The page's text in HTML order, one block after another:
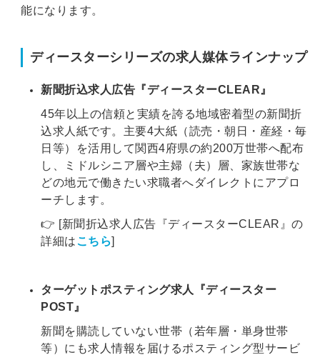
能になります。
ディースターシリーズの求人媒体ラインナップ
新聞折込求人広告『ディースターCLEAR』
45年以上の信頼と実績を誇る地域密着型の新聞折
込求人紙です。主要4大紙（読売・朝日・産経・毎
日等）を活用して関西4府県の約200万世帯へ配布
し、ミドルシニア層や主婦（夫）層、家族世帯な
どの地元で働きたい求職者へダイレクトにアプロ
ーチします。
👉 [新聞折込求人広告『ディースターCLEAR』の
詳細はこちら]
ターゲットポスティング求人『ディースター
POST』
新聞を購読していない世帯（若年層・単身世帯
等）にも求人情報を届けるポスティング型サービ